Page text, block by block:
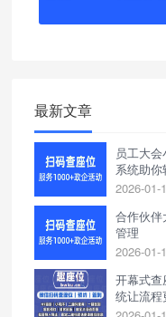
最新文章
员工大
系统助
2026-01-
合作伙
管理
2026-01-
开幕式
统让流程